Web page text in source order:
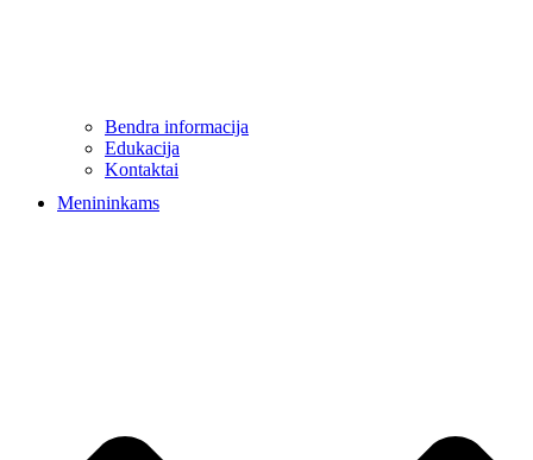
Bendra informacija
Edukacija
Kontaktai
Menininkams